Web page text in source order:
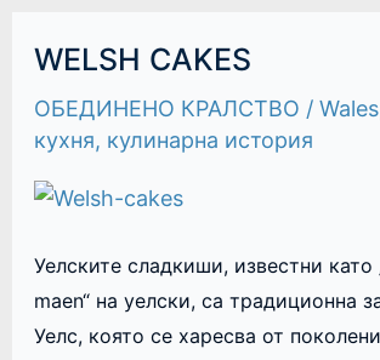
WELSH CAKES
ОБЕДИНЕНО КРАЛСТВО / Wales
кухня, кулинарна история
Уелските сладкиши, известни като
maen“ на уелски, са традиционна
Уелс, която се харесва от
WELSH
CAKES